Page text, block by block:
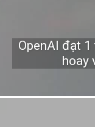
OpenAI đạt
hoay